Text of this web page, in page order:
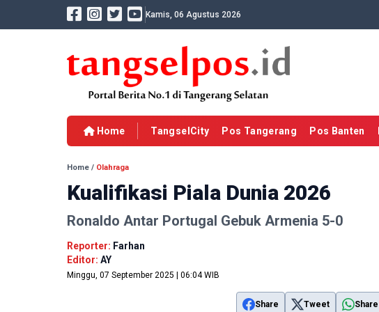
Kamis, 06 Agustus 2026
Home TangselCity Pos Tangerang Pos Banten
Home / Olahraga
Kualifikasi Piala Dunia 2026
Ronaldo Antar Portugal Gebuk Armenia 5-0
Reporter: Farhan
Editor: AY
Minggu, 07 September 2025 | 06:04 WIB
Share Tweet Share